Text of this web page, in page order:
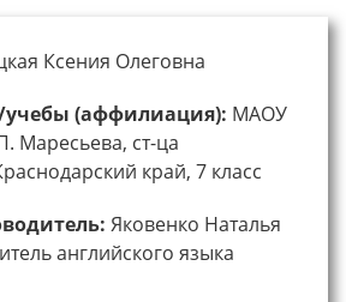
Ксения Олеговна
учебы (аффилиация): МАОУ
ст-ца
край, 7 класс
Яковенко Наталья
английского языка